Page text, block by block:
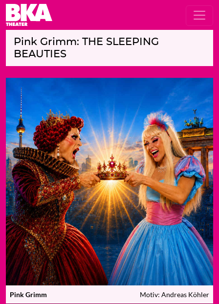
Pink Grimm: THE SLEEPING
BEAUTIES
Pink Grimm Motiv: Andreas Köhler